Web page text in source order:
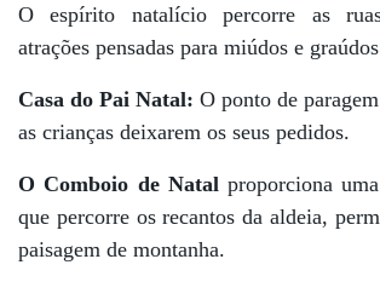
O espírito natalício percorre as
atrações pensadas para miúdos e
Casa do Pai Natal: O ponto de
as crianças deixarem os seus pedidos.
O Comboio de Natal proporciona
que percorre os recantos da aldeia,
paisagem de montanha.